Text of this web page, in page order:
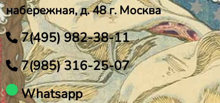
набережная, д. 48 г. Москва
7(495) 982-38-11
7(985) 316-25-07
Whatsapp